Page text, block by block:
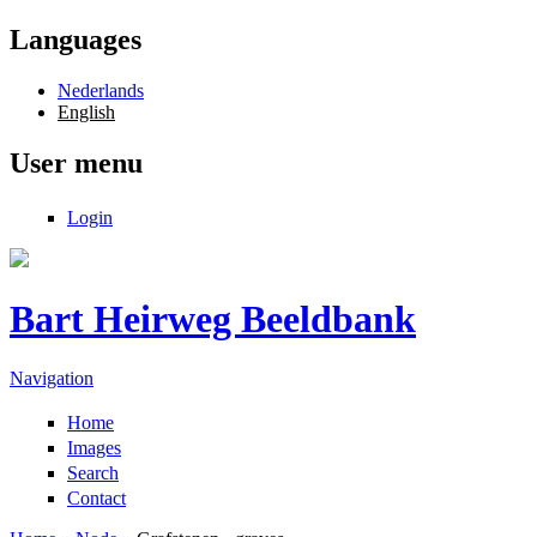
Skip to main content
Languages
Nederlands
English
User menu
Login
Bart Heirweg Beeldbank
Navigation
Home
Images
Search
Contact